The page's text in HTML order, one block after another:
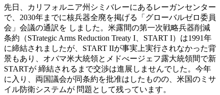
先日、カリフォルニア州シミバレーにあるレーガンセンター
で、2030年までに核兵器全廃を掲げる「グローバルゼロ委員
会」会議の通訳を しました。米露間の第一次戦略兵器削減
条約（STrategic Arms Reduction Treaty I、START I）は1991年
に締結されましたが、START IIが事実上実行されなかった背
景もあり、オバマ米大統領とメドべージェフ露大統領間で新
STARTが 締結されるまで交渉は進展しませんでした。今年
に入り、両国議会が同条約を批准はしたものの、米国のミサ
イル防衛システムが 問題として残っています。